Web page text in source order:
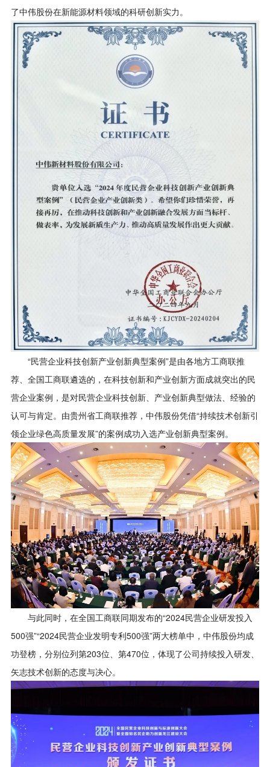
了中伟股份在新能源材料领域的科研创新实力。
“民营企业科技创新产业创新典型案例”是由各地方工商联推
荐、全国工商联遴选的，在科技创新和产业创新方面成就突出的民
营企业案例，是对民营企业科技创新、产业创新典型做法、经验的
认可与肯定。由贵州省工商联推荐，中伟股份凭借“持续技术创新引
领企业绿色高质量发展”的案例成功入选产业创新典型案例。
与此同时，在全国工商联同期发布的“2024民营企业研发投入
500强”“2024民营企业发明专利500强”两大榜单中，中伟股份均成
功登榜，分别位列第203位、第470位，体现了公司持续投入研发、
矢志技术创新的态度与决心。